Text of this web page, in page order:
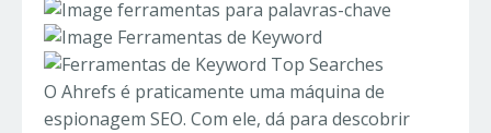
O Ahrefs é praticamente uma máquina de
espionagem SEO. Com ele, dá para descobrir